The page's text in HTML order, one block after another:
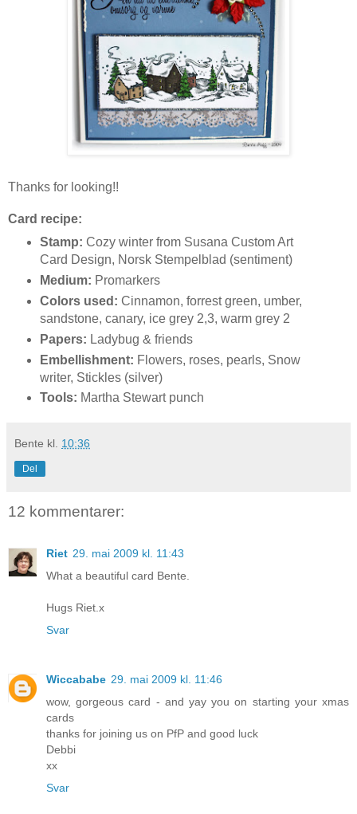
Thanks for looking!!
Card recipe:
Stamp: Cozy winter from Susana Custom Art
Card Design, Norsk Stempelblad (sentiment)
Medium: Promarkers
Colors used: Cinnamon, forrest green, umber,
sandstone, canary, ice grey 2,3, warm grey 2
Papers: Ladybug & friends
Embellishment: Flowers, roses, pearls, Snow
writer, Stickles (silver)
Tools: Martha Stewart punch
Bente kl. 10:36
Del
12 kommentarer:
Riet 29. mai 2009 kl. 11:43
What a beautiful card Bente.
Hugs Riet.x
Svar
Wiccababe 29. mai 2009 kl. 11:46
wow, gorgeous card - and yay you on starting your xmas
cards
thanks for joining us on PfP and good luck
Debbi
xx
Svar